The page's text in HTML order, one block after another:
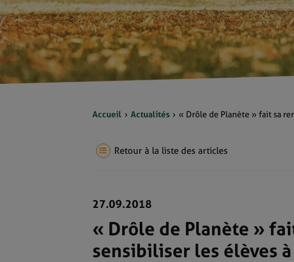
Accueil Actualités « Drôle de Planète » fait sa
Retour à la liste des articles
27.09.2018
« Drôle de Planète »
sensibiliser les élèves